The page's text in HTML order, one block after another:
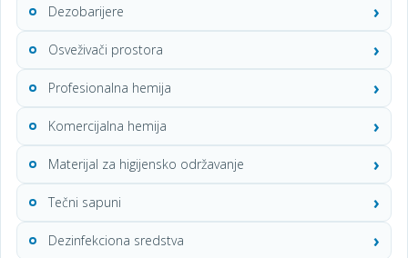
Dezobarijere
Osveživači prostora
Profesionalna hemija
Komercijalna hemija
Materijal za higijensko održavanje
Tečni sapuni
Dezinfekciona sredstva